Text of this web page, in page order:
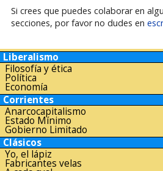
Si crees que puedes colaborar en
secciones, por favor no dudes en
Liberalismo
Filosofía y ética
Política
Economía
Corrientes
Anarcocapitalismo
Estado Mínimo
Gobierno Limitado
Clásicos
Yo, el lápiz
Fabricantes velas